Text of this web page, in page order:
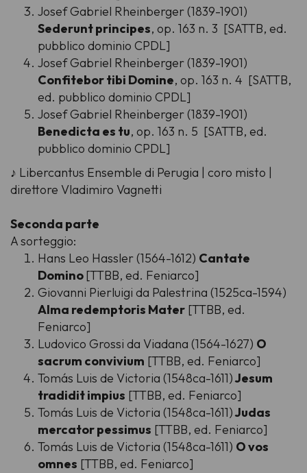
Josef Gabriel Rheinberger (1839-1901)
Sederunt principes, op. 163 n. 3 [SATTB, ed.
pubblico dominio CPDL]
Josef Gabriel Rheinberger (1839-1901)
Confitebor tibi Domine, op. 163 n. 4 [SATTB,
ed. pubblico dominio CPDL]
Josef Gabriel Rheinberger (1839-1901)
Benedicta es tu, op. 163 n. 5 [SATTB, ed.
pubblico dominio CPDL]
♪ Libercantus Ensemble di Perugia | coro misto |
direttore Vladimiro Vagnetti
Seconda parte
A sorteggio:
Hans Leo Hassler (1564-1612) Cantate
Domino[TTBB, ed. Feniarco]
Giovanni Pierluigi da Palestrina (1525ca-1594)
Alma redemptoris Mater [TTBB, ed.
Feniarco]
Ludovico Grossi da Viadana (1564-1627) O
sacrum convivium [TTBB, ed. Feniarco]
Tomás Luis de Victoria (1548ca-1611)Jesum
tradidit impius [TTBB, ed. Feniarco]
Tomás Luis de Victoria (1548ca-1611)Judas
mercator pessimus [TTBB, ed. Feniarco]
Tomás Luis de Victoria (1548ca-1611) O vos
omnes [TTBB, ed. Feniarco]